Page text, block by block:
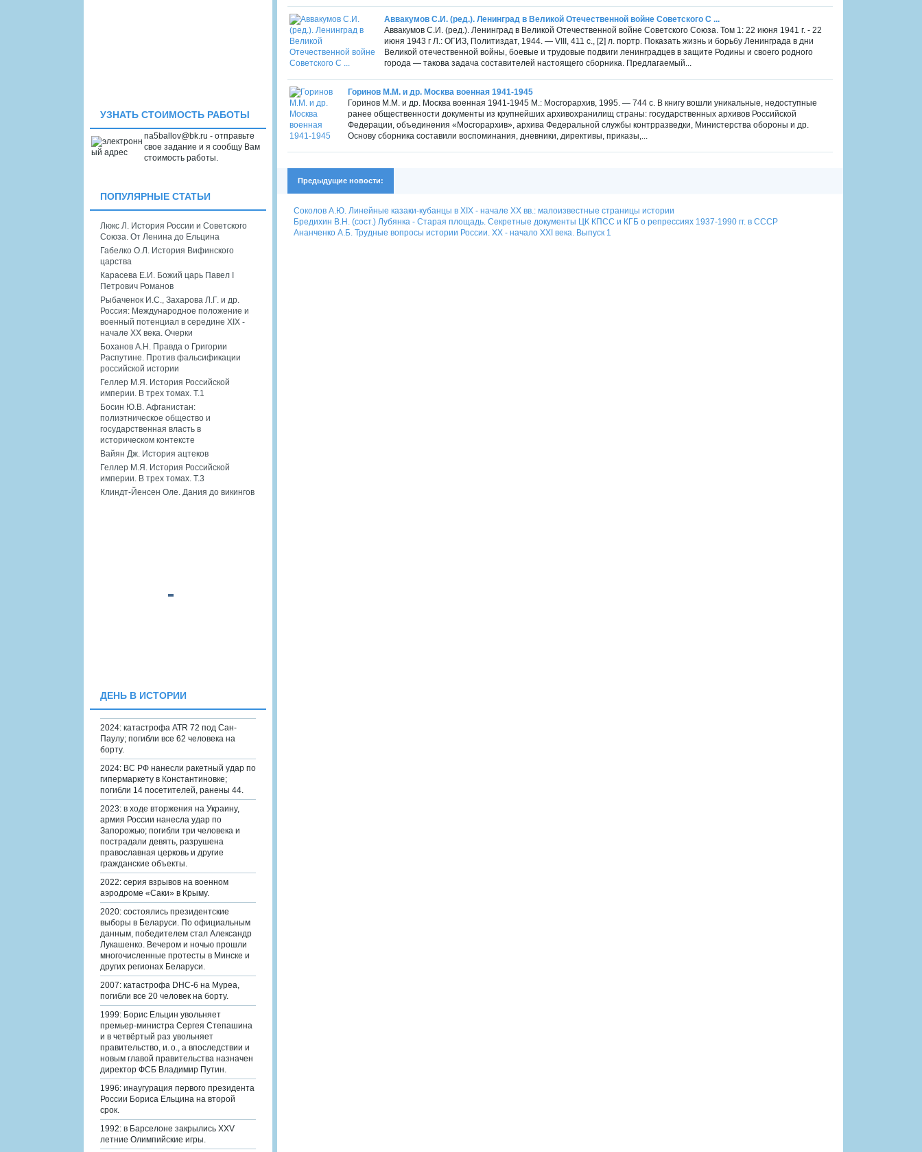
Аввакумов С.И. (ред.). Ленинград в Великой Отечественной войне Советского С ...
Аввакумов С.И. (ред.). Ленинград в Великой Отечественной войне Советского Союза. Том 1: 22 июня 1941 г. - 22
июня 1943 г Л.: ОГИЗ, Политиздат, 1944. — VIII, 411 с., [2] л. портр. Показать жизнь и борьбу Ленинграда в дни
Великой отечественной войны, боевые и трудовые подвиги ленинградцев в защите Родины и своего родного
города — такова задача составителей настоящего сборника. Предлагаемый...
Горинов М.М. и др. Москва военная 1941-1945
Горинов М.М. и др. Москва военная 1941-1945 М.: Мосгорархив, 1995. — 744 с. В книгу вошли уникальные, недоступные
ранее общественности документы из крупнейших архивохранилищ страны: государственных архивов Российской
Федерации, объединения «Мосгорархив», архива Федеральной службы контрразведки, Министерства обороны и др.
Основу сборника составили воспоминания, дневники, директивы, приказы,...
Предыдущие новости:
Соколов А.Ю. Линейные казаки-кубанцы в XIX - начале XX вв.: малоизвестные страницы истории
Бредихин В.Н. (сост.) Лубянка - Старая площадь. Секретные документы ЦК КПСС и КГБ о репрессиях 1937-1990 гг. в СССР
Ананченко А.Б. Трудные вопросы истории России. XX - начало XXI века. Выпуск 1
УЗНАТЬ СТОИМОСТЬ РАБОТЫ
na5ballov@bk.ru - отправьте
свое задание и я сообщу Вам
стоимость работы.
ПОПУЛЯРНЫЕ СТАТЬИ
Люкс Л. История России и Советского
Союза. От Ленина до Ельцина
Габелко О.Л. История Вифинского
царства
Карасева Е.И. Божий царь Павел I
Петрович Романов
Рыбаченок И.С., Захарова Л.Г. и др.
Россия: Международное положение и
военный потенциал в середине XIX -
начале XX века. Очерки
Боханов А.Н. Правда о Григории
Распутине. Против фальсификации
российской истории
Геллер М.Я. История Российской
империи. В трех томах. Т.1
Босин Ю.В. Афганистан:
полиэтническое общество и
государственная власть в
историческом контексте
Вайян Дж. История ацтеков
Геллер М.Я. История Российской
империи. В трех томах. Т.3
Клиндт-Йенсен Оле. Дания до викингов
ДЕНЬ В ИСТОРИИ
2024: катастрофа ATR 72 под Сан-
Паулу; погибли все 62 человека на
борту.
2024: ВС РФ нанесли ракетный удар по
гипермаркету в Константиновке;
погибли 14 посетителей, ранены 44.
2023: в ходе вторжения на Украину,
армия России нанесла удар по
Запорожью; погибли три человека и
пострадали девять, разрушена
православная церковь и другие
гражданские объекты.
2022: серия взрывов на военном
аэродроме «Саки» в Крыму.
2020: состоялись президентские
выборы в Беларуси. По официальным
данным, победителем стал Александр
Лукашенко. Вечером и ночью прошли
многочисленные протесты в Минске и
других регионах Беларуси.
2007: катастрофа DHC-6 на Муреа,
погибли все 20 человек на борту.
1999: Борис Ельцин увольняет
премьер-министра Сергея Степашина
и в четвёртый раз увольняет
правительство, и. о., а впоследствии и
новым главой правительства назначен
директор ФСБ Владимир Путин.
1996: инаугурация первого президента
России Бориса Ельцина на второй
срок.
1992: в Барселоне закрылись XXV
летние Олимпийские игры.